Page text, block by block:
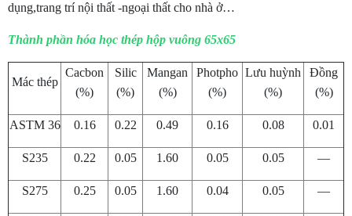
dụng,trang trí nội thất -ngoại thất cho nhà ở…
Thành phần hóa học thép hộp vuông 65x65
Mác thép
Cacbon
(%)
Silic
(%)
Mangan
(%)
Photpho
(%)
Lưu huỳnh
(%)
Đồng
(%)
ASTM 36 0.16 0.22 0.49 0.16 0.08 0.01
S235 0.22 0.05 1.60 0.05 0.05 —
S275 0.25 0.05 1.60 0.04 0.05 —